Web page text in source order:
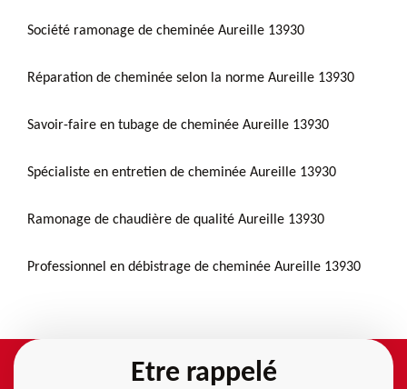
Société ramonage de cheminée Aureille 13930
Réparation de cheminée selon la norme Aureille 13930
Savoir-faire en tubage de cheminée Aureille 13930
Spécialiste en entretien de cheminée Aureille 13930
Ramonage de chaudière de qualité Aureille 13930
Professionnel en débistrage de cheminée Aureille 13930
Etre rappelé